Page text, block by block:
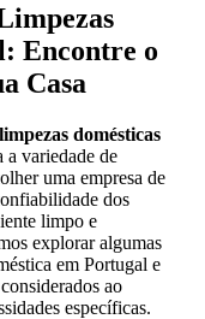
Encontre o
Casa
domésticas
a variedade de
uma empresa de
dos
limpo e
explorar algumas
em Portugal e
ao
específicas.